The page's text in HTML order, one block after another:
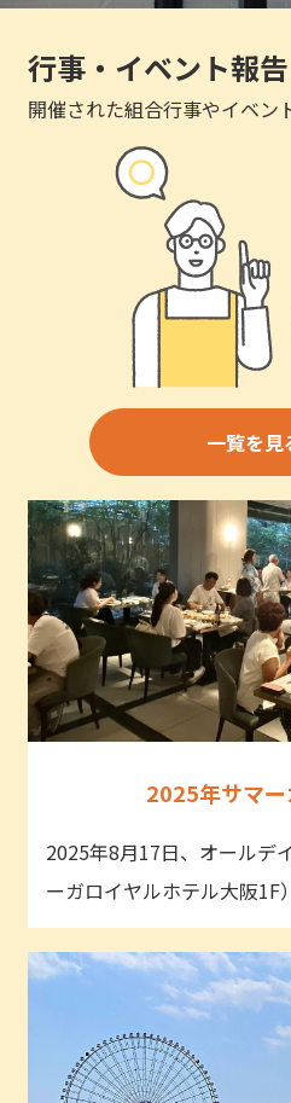
行事・イベント報告
開催された組合行事やイベン
一覧を見
2025年サマ
2025年8月17日、オールデ
ーガロイヤルホテル大阪